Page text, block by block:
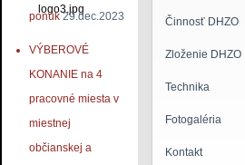
logo3.jpg
ponúk 29.dec.2023
VÝBEROVÉ
KONANIE na 4
pracovné miesta v
miestnej
občianskej a
Činnosť DHZO
Zloženie DHZO
Technika
Fotogaléria
Kontakt